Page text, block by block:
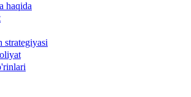
haqida
strategiyasi